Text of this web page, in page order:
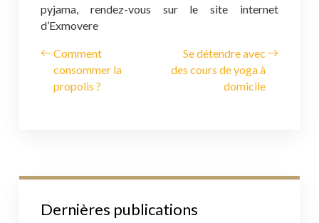
pyjama, rendez-vous sur le site internet
d’Exmovere
Comment
consommer la
propolis ?
Se détendre avec
des cours de yoga à
domicile
Dernières publications